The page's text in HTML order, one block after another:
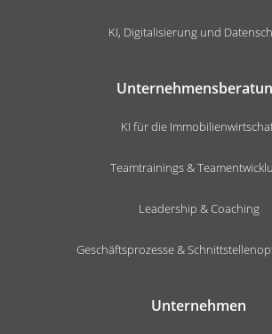
KI, Digitalisierung und
KI für die
Teamtrainings &
Leadership & Coaching
Geschäftsprozesse &
Unternehmen